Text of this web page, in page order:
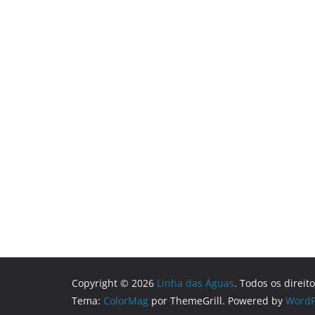
Copyright © 2026 Linha das Águas. Todos os
Tema: ColorMag por ThemeGrill. Powered by